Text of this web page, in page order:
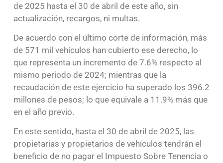
de 2025 hasta el 30 de abril de este año, sin
actualización, recargos, ni multas.
De acuerdo con el último corte de información, más
de 571 mil vehículos han cubierto ese derecho, lo
que representa un incremento de 7.6% respecto al
mismo periodo de 2024; mientras que la
recaudación de este ejercicio ha superado los 396.2
millones de pesos; lo que equivale a 11.9% más que
en el año previo.
En este sentido, hasta el 30 de abril de 2025, las
propietarias y propietarios de vehículos tendrán el
beneficio de no pagar el Impuesto Sobre Tenencia o